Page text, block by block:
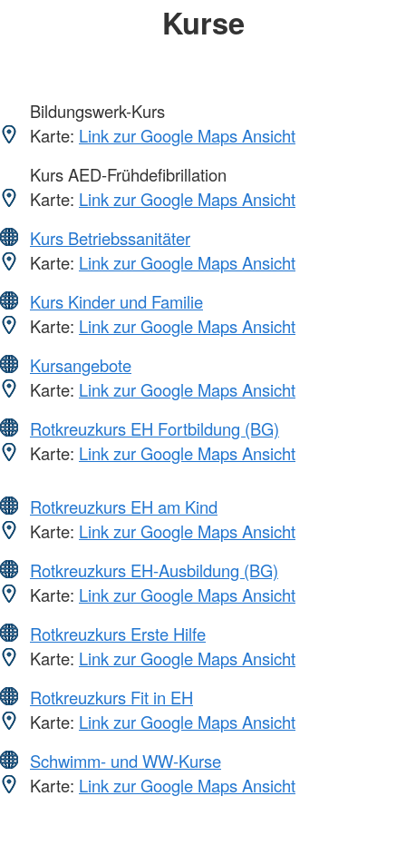
Kurse
Bildungswerk-Kurs
Karte: Link zur Google Maps Ansicht
Kurs AED-Frühdefibrillation
Karte: Link zur Google Maps Ansicht
Kurs Betriebssanitäter
Karte: Link zur Google Maps Ansicht
Kurs Kinder und Familie
Karte: Link zur Google Maps Ansicht
Kursangebote
Karte: Link zur Google Maps Ansicht
Rotkreuzkurs EH Fortbildung (BG)
Karte: Link zur Google Maps Ansicht
Rotkreuzkurs EH am Kind
Karte: Link zur Google Maps Ansicht
Rotkreuzkurs EH-Ausbildung (BG)
Karte: Link zur Google Maps Ansicht
Rotkreuzkurs Erste Hilfe
Karte: Link zur Google Maps Ansicht
Rotkreuzkurs Fit in EH
Karte: Link zur Google Maps Ansicht
Schwimm- und WW-Kurse
Karte: Link zur Google Maps Ansicht